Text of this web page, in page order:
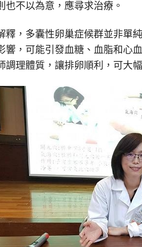
也不以為意，應尋求治療。
釋，多囊性卵巢症候群並非單
響，可能引發血糖、血脂和心
調理體質，讓排卵順利，可大